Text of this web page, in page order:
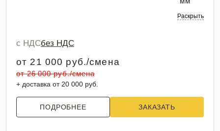
Раскрыть
с НДСбез НДС
от 21 000 руб./смена
от 26 000 руб./смена
+ доставка от 20 000 руб.
ПОДРОБНЕЕ ЗАКАЗАТЬ